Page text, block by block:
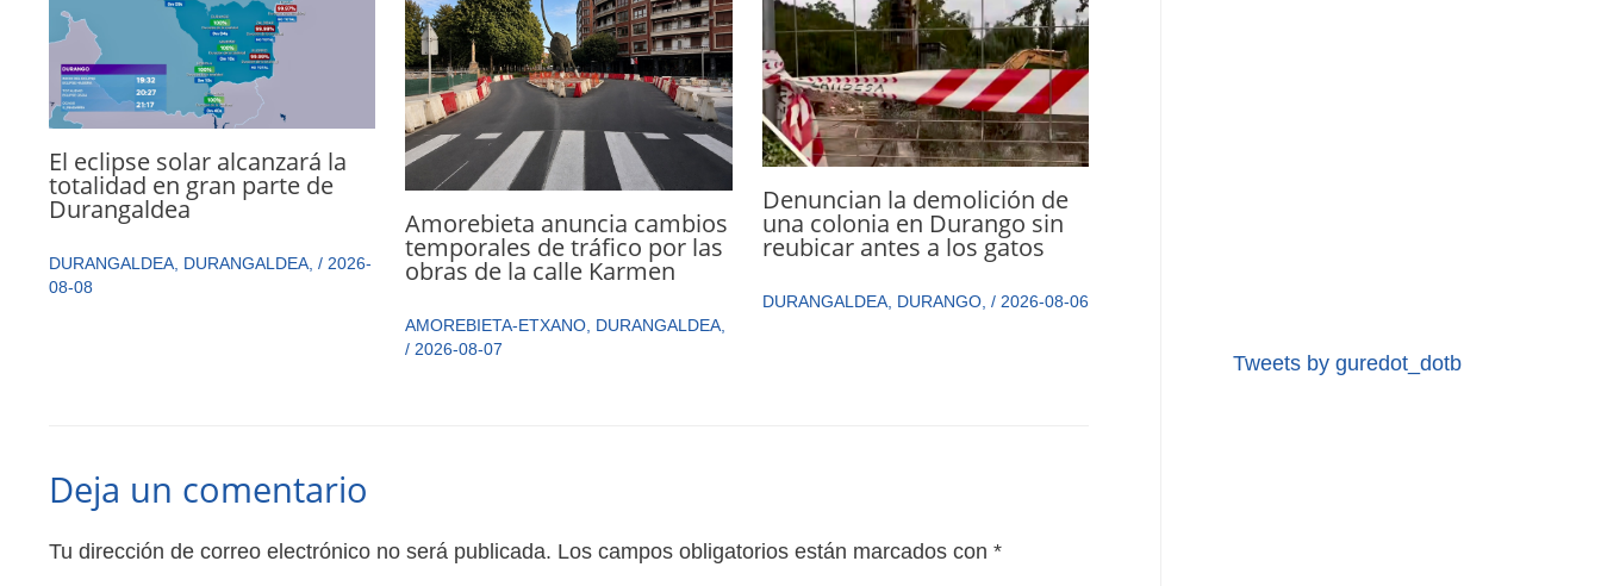
El eclipse solar alcanzará la
totalidad en gran parte de
Durangaldea
DURANGALDEA, DURANGALDEA, / 2026-
08-08
Amorebieta anuncia cambios
temporales de tráfico por las
obras de la calle Karmen
AMOREBIETA-ETXANO DURANGALDEA
/ 2026-08-07
Denuncian la demolición de
una colonia en Durango sin
reubicar antes a los gatos
DURANGALDEA, DURANGO, / 2026-08-06
Deja un comentario
Tu dirección de correo electrónico no será publicada. Los campos obligatorios están marcados con *
Tweets by guredot_dotb